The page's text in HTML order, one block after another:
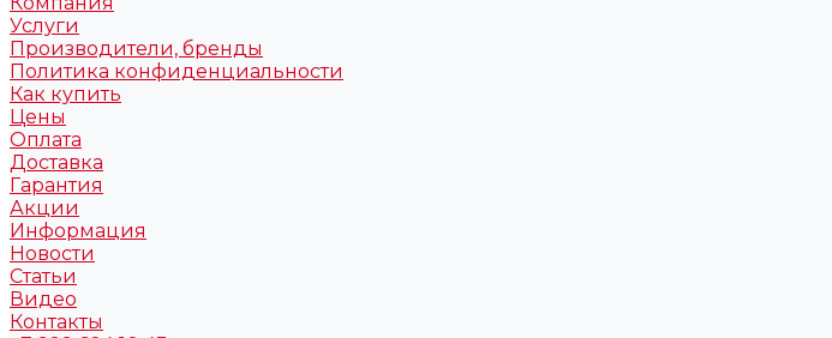
Услуги
Производители, бренды
Политика конфиденциальности
Как купить
Цены
Оплата
Доставка
Гарантия
Акции
Информация
Новости
Статьи
Видео
Контакты